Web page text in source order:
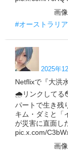
画
#オーストラリア
2025年
Netflixで『大洪
🌧リンクしてる
パートで生き残
キム・ダミと「
が災害に直面し
pic.x.com/
画